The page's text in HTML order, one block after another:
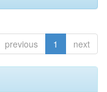
previous 1 next